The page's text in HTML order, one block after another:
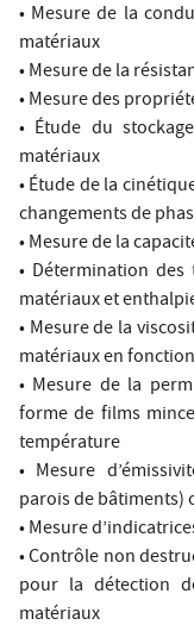
• Mesure de la
matériaux
• Mesure de la
• Mesure des
• Étude du
matériaux
• Étude de la
changements de
• Mesure de la
• Détermination des
matériaux et
• Mesure de la
matériaux en
• Mesure de la
forme de films
température
• Mesure
parois de bâtiments)
• Mesure
• Contrôle non
pour la détection
matériaux